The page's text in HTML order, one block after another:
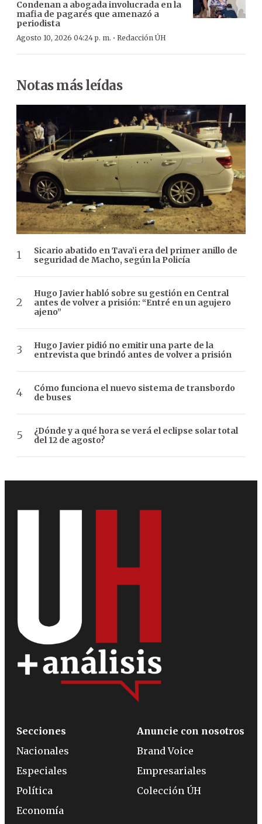
Condenan a abogada involucrada en la
mafia de pagarés que amenazó a
periodista
Agosto 10, 2026 04:24 p. m. · Redacción ÚH
Notas más leídas
Sicario abatido en Tava’i era del primer anillo de
seguridad de Macho, según la Policía
Hugo Javier habló sobre su gestión en Central
antes de volver a prisión: “Entré en un agujero
ajeno”
Hugo Javier pidió no emitir una parte de la
entrevista que brindó antes de volver a prisión
Cómo funciona el nuevo sistema de transbordo
de buses
¿Dónde y a qué hora se verá el eclipse solar total
del 12 de agosto?
Secciones
Nacionales
Especiales
Política
Economía
Anuncie con nosotros
Brand Voice
Empresariales
Colección ÚH